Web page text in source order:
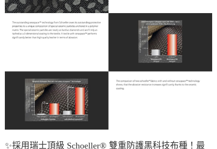
✨採用瑞士頂級 Schoeller® 雙重防護黑科技布種！ 最